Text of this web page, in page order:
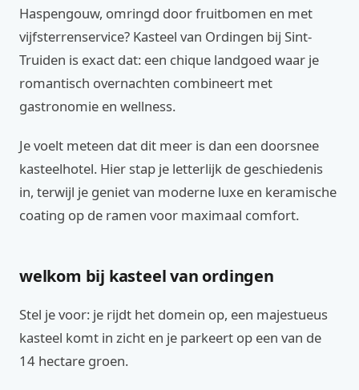
Haspengouw, omringd door fruitbomen en met
vijfsterrenservice? Kasteel van Ordingen bij Sint-
Truiden is exact dat: een chique landgoed waar je
romantisch overnachten combineert met
gastronomie en wellness.
Je voelt meteen dat dit meer is dan een doorsnee
kasteelhotel. Hier stap je letterlijk de geschiedenis
in, terwijl je geniet van moderne luxe en keramische
coating op de ramen voor maximaal comfort.
welkom bij kasteel van ordingen
Stel je voor: je rijdt het domein op, een majestueus
kasteel komt in zicht en je parkeert op een van de
14 hectare groen.